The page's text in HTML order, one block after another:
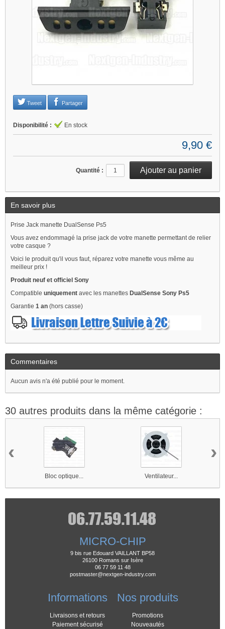
Je refuse
Changer mes préférences
Tweet Partager
Disponibilité : En stock
9,90 €
Quantité :
En savoir plus
Prise Jack manette DualSense Ps5
Vous avez endommagé la prise jack de votre manette permettant de relier
votre casque ?
Voici le produit qu'il vous faut, réparez votre manette vous même au
meilleur prix !
Produit neuf et officiel Sony
Compatible uniquement avec les manettes DualSense Sony Ps5
Garantie 1 an (hors casse)
Commentaires
Aucun avis n'a été publié pour le moment.
30 autres produits dans la même catégorie :
Bloc optique... Ventilateur...
‹ ›
MICRO-CHIP
9 bis rue Edouard VAILLANT BP58
26100 Romans sur Isère
06 77 59 11 48
postmaster@nextgen-industry.com
Informations
Livraisons et retours
Paiement sécurisé
Nos produits
Promotions
Nouveautés